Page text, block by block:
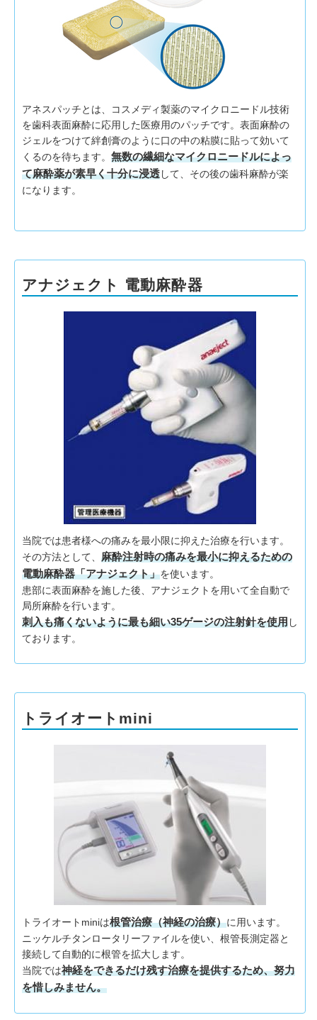
アネスパッチとは、コスメディ製薬のマイクロニードル技術
を歯科表面麻酔に応用した医療用のパッチです。表面麻酔の
ジェルをつけて絆創膏のように口の中の粘膜に貼って効いて
くるのを待ちます。 無数の繊細なマイクロニードルによっ
て麻酔薬が素早く十分に浸透して、その後の歯科麻酔が楽
になります。
アナジェクト 電動麻酔器
当院では患者様への痛みを最小限に抑えた治療を行います。
その方法として、 麻酔注射時の痛みを最小に抑えるための
電動麻酔器「アナジェクト」を使います。
患部に表面麻酔を施した後、アナジェクトを用いて全自動で
局所麻酔を行います。
刺入も痛くないように最も細い35ゲージの注射針を使用し
ております。
トライオートmini
トライオートminiは根管治療（神経の治療）に用います。
ニッケルチタンロータリーファイルを使い、根管長測定器と
接続して自動的に根管を拡大します。
当院では神経をできるだけ残す治療を提供するため、努力
を惜しみません。